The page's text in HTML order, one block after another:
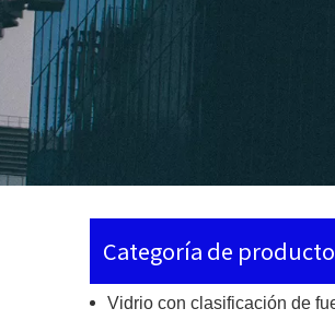
Categoría de producto